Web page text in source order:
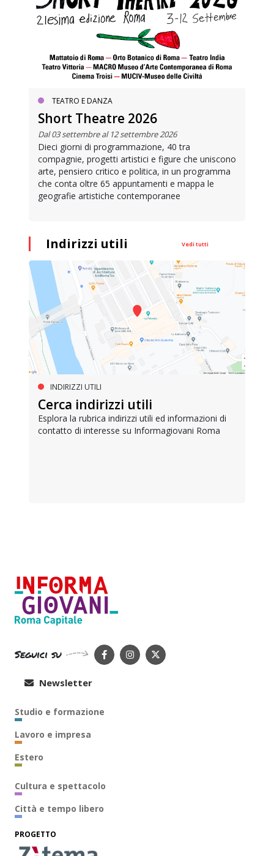
TEATRO E DANZA
Short Theatre 2026
Dal 03 settembre al 12 settembre 2026
Dieci giorni di programmazione, 40 tra
compagnie, progetti artistici e figure che uniscono
arte, pensiero critico e politica, in un programma
che conta oltre 65 appuntamenti e mappa le
geografie artistiche contemporanee
Indirizzi utili Vedi tutti
INDIRIZZI UTILI
Cerca indirizzi utili
Esplora la rubrica indirizzi utili ed informazioni di
contatto di interesse su Informagiovani Roma
Seguici su
Newsletter
Studio e formazione
Lavoro e impresa
Estero
Cultura e spettacolo
Città e tempo libero
PROGETTO